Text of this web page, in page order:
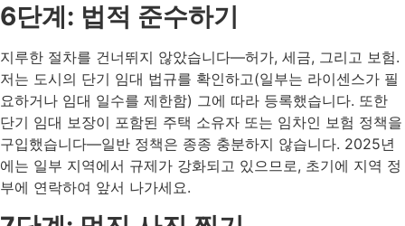
6단계: 법적 준수하기
지루한 절차를 건너뛰지 않았습니다—허가, 세금, 그리고 보험.
저는 도시의 단기 임대 법규를 확인하고(일부는 라이센스가 필
요하거나 임대 일수를 제한함) 그에 따라 등록했습니다. 또한
단기 임대 보장이 포함된 주택 소유자 또는 임차인 보험 정책을
구입했습니다—일반 정책은 종종 충분하지 않습니다. 2025년
에는 일부 지역에서 규제가 강화되고 있으므로, 초기에 지역 정
부에 연락하여 앞서 나가세요.